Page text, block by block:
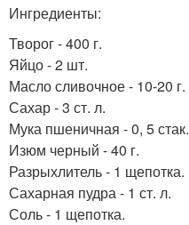
Ингредиенты:
Творог - 400 г.
Яйцо - 2 шт.
Масло сливочное - 10-20 г.
Сахар - 3 ст. л.
Мука пшеничная - 0, 5 стак.
Изюм черный - 40 г.
Разрыхлитель - 1 щепотка.
Сахарная пудра - 1 ст. л.
Соль - 1 щепотка.